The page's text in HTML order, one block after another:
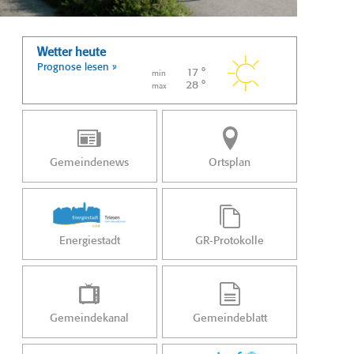
Wetter heute
Prognose lesen »
min 17 °
max 28 °
Gemeindenews Ortsplan
Energiestadt GR-Protokolle
Gemeindekanal Gemeindeblatt